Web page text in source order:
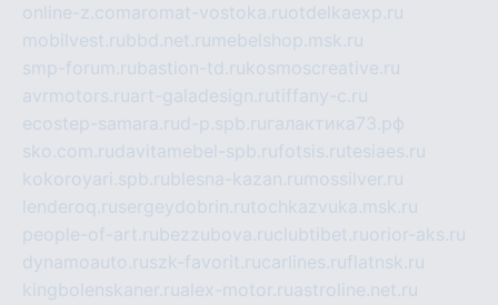
online-z.comaromat-vostoka.ruotdelkaexp.ru
mobilvest.rubbd.net.ru mebelshop.msk.ru
smp-forum.rubastion-td.rukosmoscreative.ru
avrmotors.ruart-galadesign.rutiffany-c.ru
ecostep-samara.rud-p.spb.ru галактика73.рф
sko.com.rudavitamebel-spb.rufotsis.rutesiaes.ru
kokoroyari.spb.rublesna-kazan.ru mossilver.ru
lenderoq.rusergeydobrin.rutochkazvuka.msk.ru
people-of-art.rubezzubova.ruclubtibet.ruorior-aks.ru
dynamoauto.ruszk-favorit.rucarlines.ruflatnsk.ru
kingbolenskaner.rualex-motor.ruastroline.net.ru